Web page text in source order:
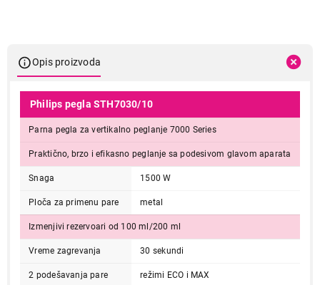
Opis proizvoda
Philips pegla STH7030/10
Parna pegla za vertikalno peglanje 7000 Series
Praktično, brzo i efikasno peglanje sa podesivom glavom aparata
Snaga 1500 W
Ploča za primenu pare metal
Izmenjivi rezervoari od 100 ml/200 ml
Vreme zagrevanja 30 sekundi
2 podešavanja pare režimi ECO i MAX